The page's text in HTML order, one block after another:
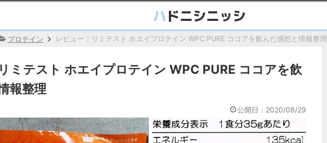
プロテイン レビュー：リミテスト ホエイプロテイン WPC PURE ココアを飲んだ感想と情報整理
ミテスト ホエイプロテイン WPC PURE ココアを飲
報整理
公開日： 2020/08/29